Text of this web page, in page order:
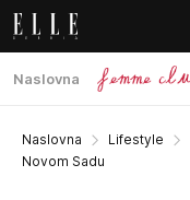
Naslovna
Naslovna Lifestyle
Novom Sadu